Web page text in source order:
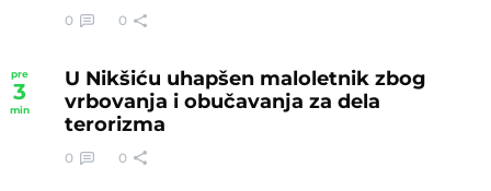
0 0
pre
3
min
U Nikšiću uhapšen maloletnik zbog
vrbovanja i obučavanja za dela
terorizma
0 0